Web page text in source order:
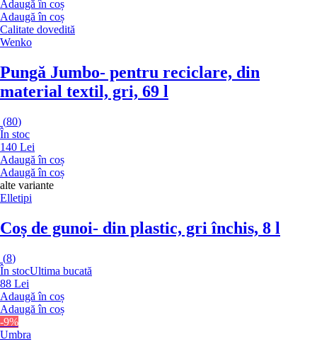
Adaugă în coș
Adaugă în coș
Calitate dovedită
Wenko
Pungă Jumbo- pentru reciclare, din
material textil, gri, 69 l
(80)
În stoc
140 Lei
Adaugă în coș
Adaugă în coș
alte variante
Elletipi
Coș de gunoi- din plastic, gri închis, 8 l
(8)
În stocUltima bucată
88 Lei
Adaugă în coș
Adaugă în coș
-9%
Umbra